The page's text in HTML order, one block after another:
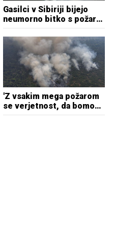
Gasilci v Sibiriji bijejo
neumorno bitko s požari,
Jakutsk se duši v dimu
'Z vsakim mega požarom
se verjetnost, da bomo
stvari spravili v red,